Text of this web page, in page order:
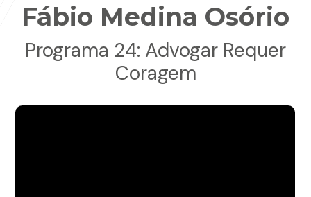
Fábio Medina Osório
Programa 24: Advogar Requer
Coragem